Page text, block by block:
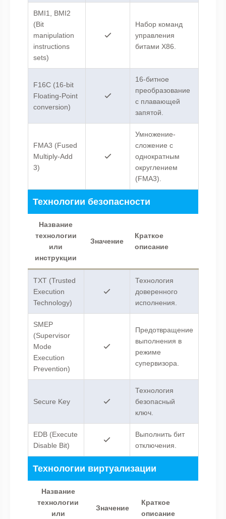
BMI1, BMI2
(Bit
manipulation
instructions
sets)
Набор команд
управления
битами X86.
F16C (16-bit
Floating-Point
conversion)
16-битное
преобразование
с плавающей
запятой.
FMA3 (Fused
Multiply-Add
3)
Умножение-
сложение с
однократным
округлением
(FMA3).
Технологии безопасности
Название
технологии
или
инструкции
Значение
Краткое
описание
TXT (Trusted
Execution
Technology)
Технология
доверенного
исполнения.
SMEP
(Supervisor
Mode
Execution
Prevention)
Предотвращение
выполнения в
режиме
супервизора.
Secure Key
Технология
безопасный
ключ.
EDB (Execute
Disable Bit)
Выполнить бит
отключения.
Технологии виртуализации
Название
технологии
или
Значение
Краткое
описание